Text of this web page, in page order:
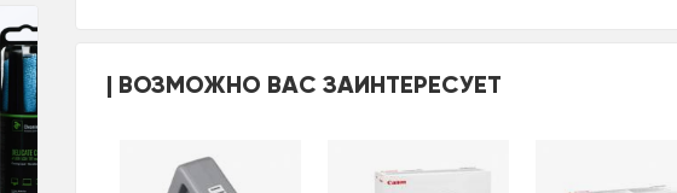
ВОЗМОЖНО ВАС ЗАИНТЕРЕСУЕТ